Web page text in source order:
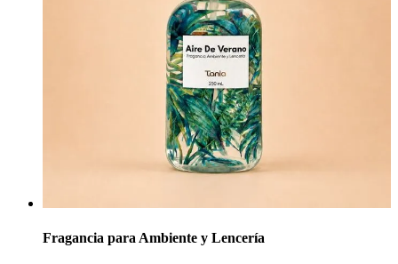
Fragancia para Ambiente y Lencería